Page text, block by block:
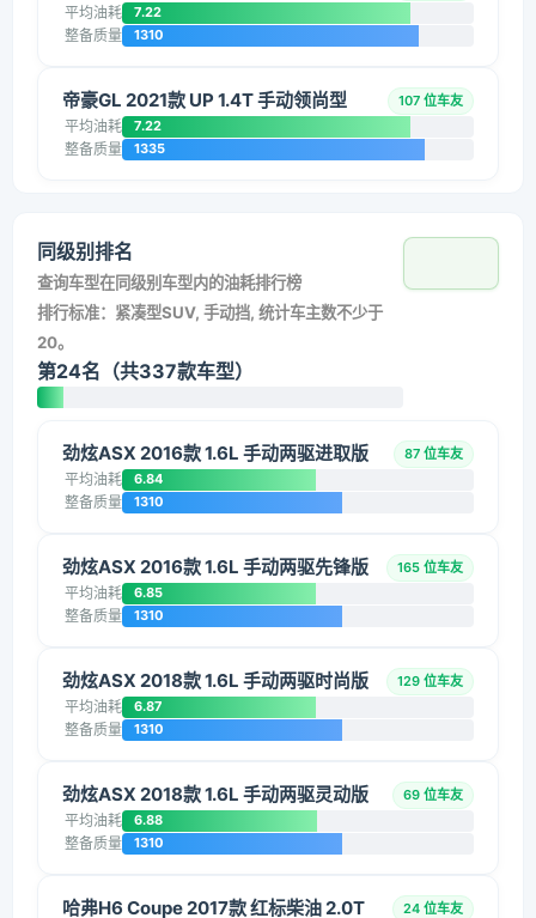
平均油耗 7.22
整备质量 1310
帝豪GL 2021款 UP 1.4T 手动领尚型 107 位车友
平均油耗 7.22
整备质量 1335
同级别排名
查询车型在同级别车型内的油耗排行榜
排行标准：紧凑型SUV, 手动挡, 统计车主数不少于
20。
第24名（共337款车型）
劲炫ASX 2016款 1.6L 手动两驱进取版 87 位车友
平均油耗 6.84
整备质量 1310
劲炫ASX 2016款 1.6L 手动两驱先锋版 165 位车友
平均油耗 6.85
整备质量 1310
劲炫ASX 2018款 1.6L 手动两驱时尚版 129 位车友
平均油耗 6.87
整备质量 1310
劲炫ASX 2018款 1.6L 手动两驱灵动版 69 位车友
平均油耗 6.88
整备质量 1310
哈弗H6 Coupe 2017款 红标柴油 2.0T
24 位车友